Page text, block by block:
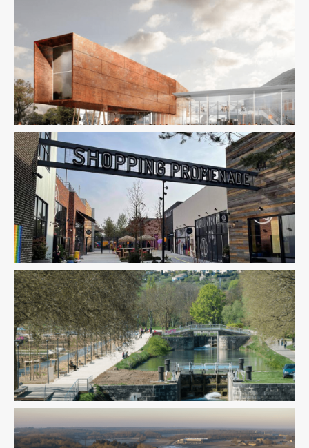
Aménagement Urbain BIM / CIM / TIM
Économie De La
Construction Ingenierie TCE
Aménagement Urbain Fluides Ingenierie TCE Structure
VRD
Aménagement Urbain VRD